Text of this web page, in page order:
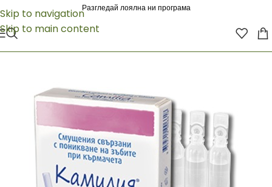
Skip to navigation
Skip to main content
Разгледай лоялна ни програма